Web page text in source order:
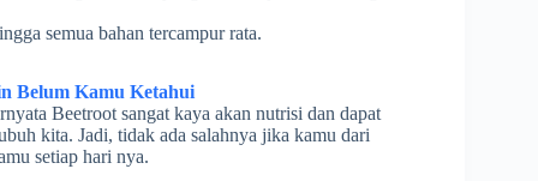
semua bahan tercampur rata.
Belum Kamu Ketahui
Beetroot sangat kaya akan nutrisi dan dapat
kita. Jadi, tidak ada salahnya jika kamu dari
setiap hari nya.